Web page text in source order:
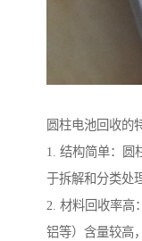
圆柱电池回收的
1. 结构简单：圆
于拆解和分类处
2. 材料回收率高
铝等）含量较高